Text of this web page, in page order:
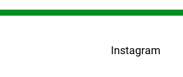
F
Instagram